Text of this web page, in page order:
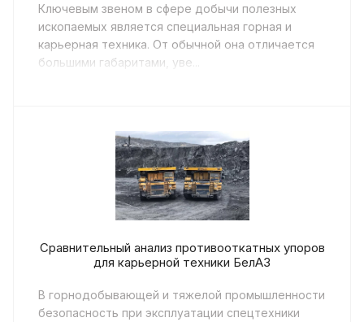
Ключевым звеном в сфере добычи полезных
ископаемых является специальная горная и
карьерная техника. От обычной она отличается
большими габаритами, уве...
Сравнительный анализ противооткатных упоров
для карьерной техники БелАЗ
В горнодобывающей и тяжелой промышленности
безопасность при эксплуатации спецтехники